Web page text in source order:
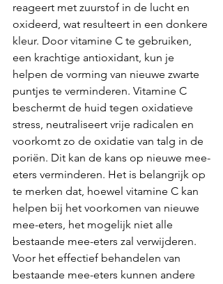
reageert met zuurstof in de lucht en
oxideerd, wat resulteert in een donkere
kleur. Door vitamine C te gebruiken,
een krachtige antioxidant, kun je
helpen de vorming van nieuwe zwarte
puntjes te verminderen. Vitamine C
beschermt de huid tegen oxidatieve
stress, neutraliseert vrije radicalen en
voorkomt zo de oxidatie van talg in de
poriën. Dit kan de kans op nieuwe mee-
eters verminderen. Het is belangrijk op
te merken dat, hoewel vitamine C kan
helpen bij het voorkomen van nieuwe
mee-eters, het mogelijk niet alle
bestaande mee-eters zal verwijderen.
Voor het effectief behandelen van
bestaande mee-eters kunnen andere